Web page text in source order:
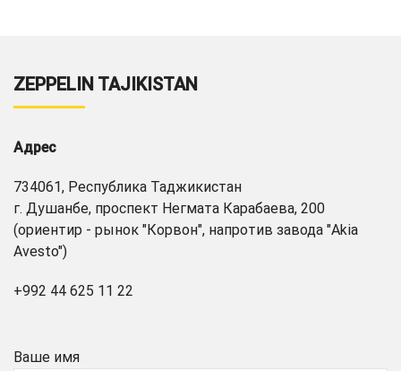
ZEPPELIN TAJIKISTAN
Адрес
734061, Республика Таджикистан
г. Душанбе, проспект Негмата Карабаева, 200
(ориентир - рынок "Корвон", напротив завода "Akia
Avesto")
+992 44 625 11 22
Ваше имя